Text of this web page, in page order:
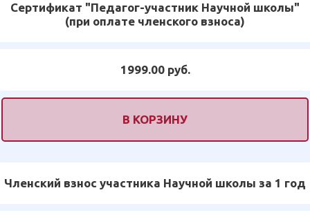
Сертификат "Педагог-участник Научной школы"
(при оплате членского взноса)
1999.00 руб.
В КОРЗИНУ
Членский взнос участника Научной школы за 1 год